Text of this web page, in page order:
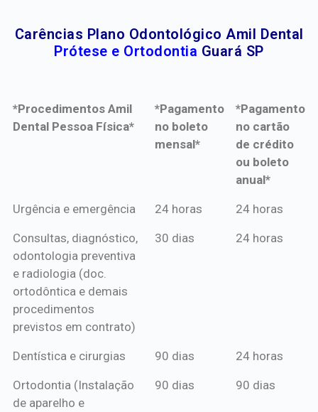
Carências Plano Odontológico Amil Dental
Prótese e Ortodontia Guará SP
*Procedimentos Amil
Dental Pessoa Física*
*Pagamento
no boleto
mensal*
*Pagamento
no cartão
de crédito
ou boleto
anual*
*Procedimentos Amil
*Pagamento
mensal*
*Pagamento
de crédito
Urgência e emergência 24 horas 24 horas
Consultas, diagnóstico,
odontologia preventiva
e radiologia (doc.
ortodôntica e demais
procedimentos
previstos em contrato)
30 dias 24 horas
Dentística e cirurgias 90 dias 24 horas
Ortodontia (Instalação
de aparelho e
90 dias 90 dias